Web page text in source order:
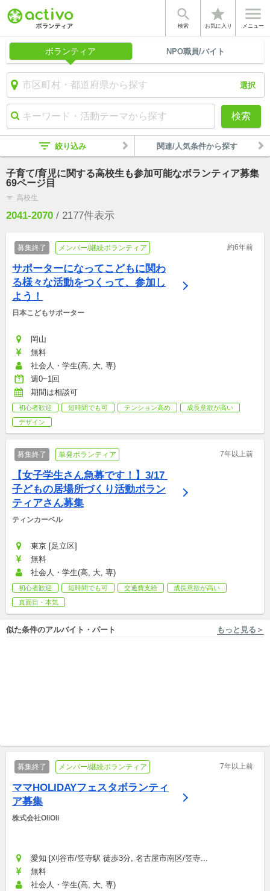

検索
star
お気に入り

メニュー
ボランティア NPO職員/バイト
選択
検索
filter_list 絞り込み 関連/人気条件から探す
子育て/育児に関する高校生も参加可能なボランティア募集
69ページ目
filter_list 高校生
2041-2070 / 2177件表示
募集終了 メンバー/継続ボランティア 約6年前
サポーターになってこどもに関わ
る様々な活動をつくって、参加し
よう！
日本こどもサポーター
岡山
無料
社会人・学生(高, 大, 専)
週0~1回
期間は相談可
初心者歓迎 短時間でも可 テンション高め
成長意欲が高い
デザイン
募集終了 単発ボランティア 7年以上前
【女子学生さん急募です！】3/17
子どもの居場所づくり活動ボラン
ティアさん募集
ティンカーベル
東京 [足立区]
無料
社会人・学生(高, 大, 専)
初心者歓迎 短時間でも可 交通費支給
成長意欲が高い
真面目・本気
似た条件のアルバイト・パート もっと見る＞
募集終了 メンバー/継続ボランティア 7年以上前
ママHOLIDAYフェスタボランティ
ア募集
株式会社OliOli
愛知 [刈谷市/笠寺駅 徒歩3分, 名古屋市南区/笠寺...
無料
社会人・学生(高, 大, 専)